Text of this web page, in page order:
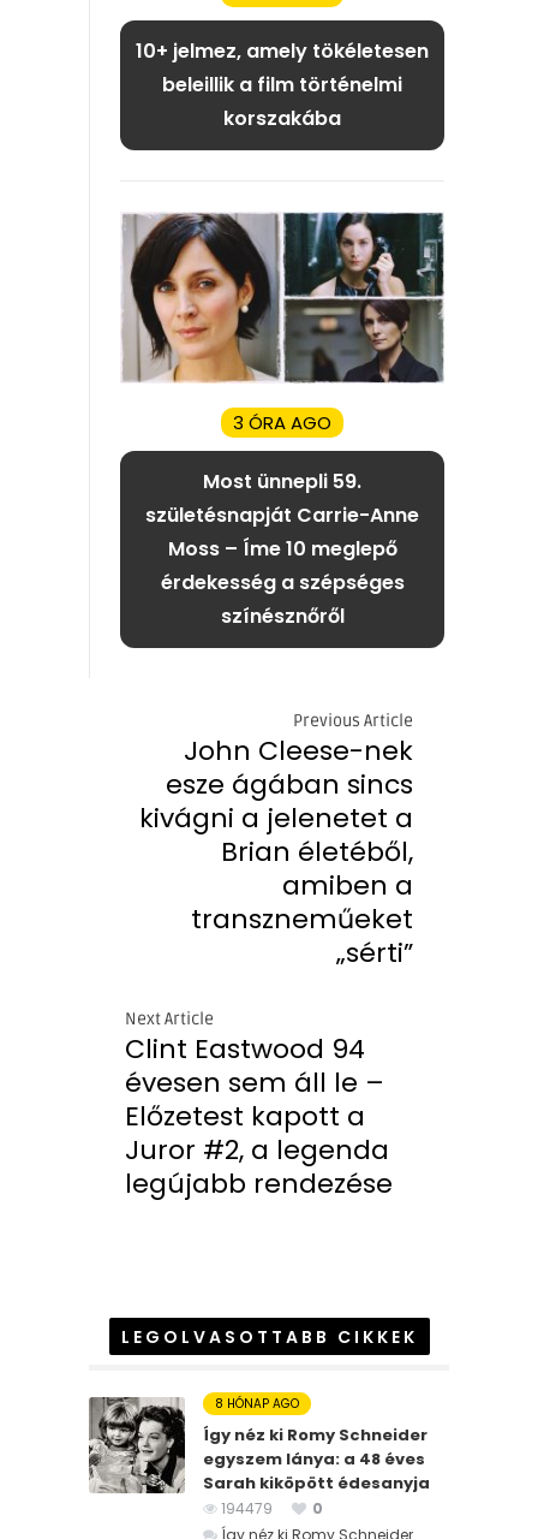
10+ jelmez, amely tökéletesen
beleillik a film történelmi
korszakába
3 ÓRA AGO
Most ünnepli 59.
születésnapját Carrie-Anne
Moss – Íme 10 meglepő
érdekesség a szépséges
színésznőről
Previous Article
John Cleese-nek
esze ágában sincs
kivágni a jelenetet a
Brian életéből,
amiben a
transzneműeket
„sérti”
Next Article
Clint Eastwood 94
évesen sem áll le –
Előzetest kapott a
Juror #2, a legenda
legújabb rendezése
LEGOLVASOTTABB CIKKEK
8 HÓNAP AGO
Így néz ki Romy Schneider
egyszem lánya: a 48 éves
Sarah kiköpött édesanyja
194479
0
Így néz ki Romy Schneider